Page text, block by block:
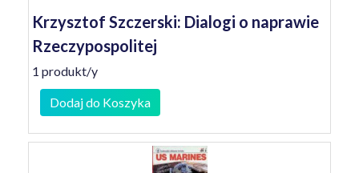
Krzysztof Szczerski: Dialogi o naprawie
Rzeczypospolitej
1 produkt/y
Dodaj do Koszyka